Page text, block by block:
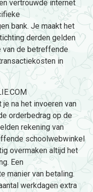
vertrouwde internet
bank. Je maakt het
derden gelden
van de betreffende
in
je na het invoeren van
orderbedrag op de
rekening van
schoolwebwinkel
overmaken altijd het
Een
manier van betaling.
werkdagen extra